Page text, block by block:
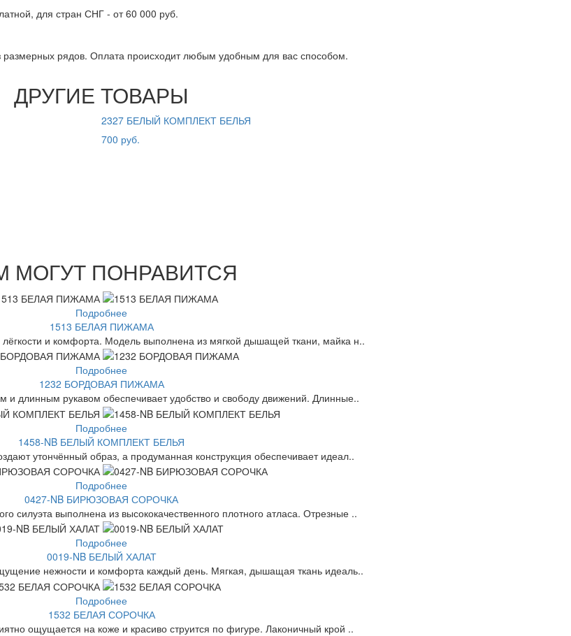
для стран СНГ - от 60 000 руб.
размерных рядов. Оплата происходит любым удобным для вас способом.
ДРУГИЕ ТОВАРЫ
2327 БЕЛЫЙ КОМПЛЕКТ БЕЛЬЯ
700 руб.
МОГУТ ПОНРАВИТСЯ
Подробнее
1513 БЕЛАЯ ПИЖАМА
и комфорта. Модель выполнена из мягкой дышащей ткани, майка н..
Подробнее
1232 БОРДОВАЯ ПИЖАМА
и длинным рукавом обеспечивает удобство и свободу движений. Длинные..
Подробнее
1458-NB БЕЛЫЙ КОМПЛЕКТ БЕЛЬЯ
утончённый образ, а продуманная конструкция обеспечивает идеал..
Подробнее
0427-NB БИРЮЗОВАЯ СОРОЧКА
силуэта выполнена из высококачественного плотного атласа. Отрезные ..
Подробнее
0019-NB БЕЛЫЙ ХАЛАТ
нежности и комфорта каждый день. Мягкая, дышащая ткань идеаль..
Подробнее
1532 БЕЛАЯ СОРОЧКА
ощущается на коже и красиво струится по фигуре. Лаконичный крой ..